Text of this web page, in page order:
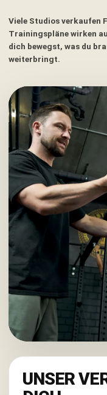
Viele Studios verkaufen
Trainingspläne wirken
dich bewegst, was du
weiterbringt.
UNSER